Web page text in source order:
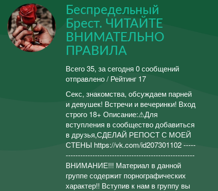
Беспредельный
Брест. ЧИТАЙТЕ
ВНИМАТЕЛЬНО
ПРАВИЛА
Всего 35, за сегодня 0 сообщений
отправлено / Рейтинг 17
Секс, знакомства, обсуждаем парней
и девушек! Встречи и вечеринки! Вход
строго 18+ Описание:⚠Для
вступления в сообщество добавиться
в друзья,СДЕЛАЙ РЕПОСТ С МОЕЙ
СТЕНЫ https://vk.com/id207301102 -----
-----------------------------------------------------
ВНИМАНИЕ!!! Материал в данной
группе содержит порнографических
характер!! Вступив к нам в группу вы